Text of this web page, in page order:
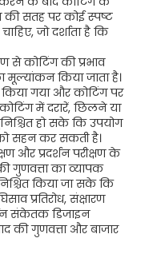
की सतह पर कोई स्पष्ट
जो दर्शाता है कि
से कोटिंग की प्रभाव
मूल्यांकन किया जाता है।
किया गया और कोटिंग पर
कोटिंग में दरारें, छिलने या
हो सके कि उपयोग
सहन कर सकती है।
और प्रदर्शन परीक्षण के
गुणवत्ता का व्यापक
किया जा सके कि
प्रतिरोध, संक्षारण
संकेतक डिजाइन
की गुणवत्ता और बाजार